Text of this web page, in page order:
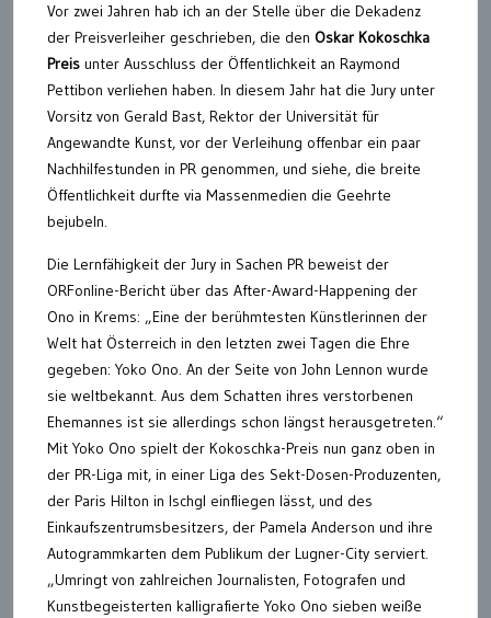
Vor zwei Jahren hab ich an der Stelle über die Dekadenz
der Preisverleiher geschrieben, die den Oskar Kokoschka
Preis unter Ausschluss der Öffentlichkeit an Raymond
Pettibon verliehen haben. In diesem Jahr hat die Jury unter
Vorsitz von Gerald Bast, Rektor der Universität für
Angewandte Kunst, vor der Verleihung offenbar ein paar
Nachhilfestunden in PR genommen, und siehe, die breite
Öffentlichkeit durfte via Massenmedien die Geehrte
bejubeln.
Die Lernfähigkeit der Jury in Sachen PR beweist der
ORFonline-Bericht über das After-Award-Happening der
Ono in Krems: „Eine der berühmtesten Künstlerinnen der
Welt hat Österreich in den letzten zwei Tagen die Ehre
gegeben: Yoko Ono. An der Seite von John Lennon wurde
sie weltbekannt. Aus dem Schatten ihres verstorbenen
Ehemannes ist sie allerdings schon längst herausgetreten.“
Mit Yoko Ono spielt der Kokoschka-Preis nun ganz oben in
der PR-Liga mit, in einer Liga des Sekt-Dosen-Produzenten,
der Paris Hilton in Ischgl einfliegen lässt, und des
Einkaufszentrumsbesitzers, der Pamela Anderson und ihre
Autogrammkarten dem Publikum der Lugner-City serviert.
„Umringt von zahlreichen Journalisten, Fotografen und
Kunstbegeisterten kalligrafierte Yoko Ono sieben weiße